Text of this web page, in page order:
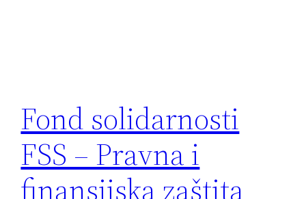
Fond solidarnosti
FSS – Pravna i
finansijska zaštita